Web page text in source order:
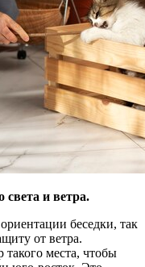
света и ветра.
беседки, так
от ветра.
места, чтобы